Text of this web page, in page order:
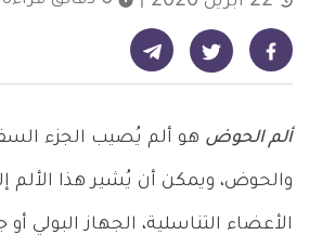
شارك على فيسبوك - ديلي ميديكال انفو شارك على تويتر - ديلي ميديكال انفو شارك على تيليجرام - ديلي ميديكال انفو
ألم الحوض هو ألم يُصيب الجزء
والحوض، ويمكن أن يُشير هذا الألم
الأعضاء التناسلية، الجهاز البولي